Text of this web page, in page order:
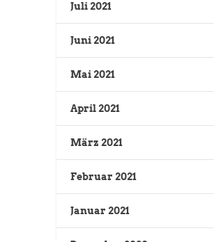
Juli 2021
Juni 2021
Mai 2021
April 2021
März 2021
Februar 2021
Januar 2021